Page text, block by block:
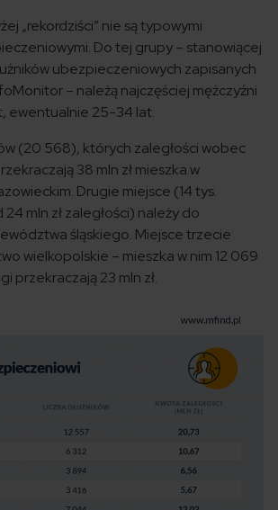
„rekordziści” nie są typowymi
Do tej grupy – stanowiącej
ubezpieczeniowych zapisanych
– należą najczęściej mężczyźni
ewentualnie 25-34 lat.
(20 568), których zaległości wobec
38 mln zł mieszka w
Drugie miejsce (14 tys.
24 mln zł zaległości) należy do
śląskiego. Miejsce trzecie
wielkopolskie – mieszka w nim 12 069
przekraczają 23 mln zł.